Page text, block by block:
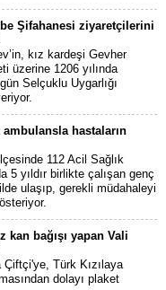
Şifahanesi ziyaretçilerini
kız kardeşi Gevher
üzerine 1206 yılında
Selçuklu Uygarlığı
hastaların
112 Acil Sağlık
5 yıldır birlikte çalışan genç
ulaşıp, gerekli müdahaleyi
kan bağışı yapan Vali
Türk Kızılaya
dolayı plaket